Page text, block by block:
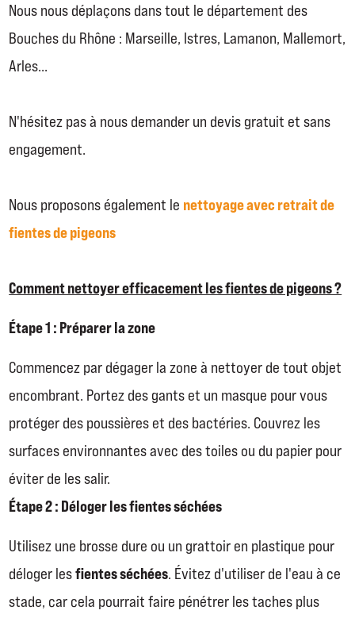
Nous nous déplaçons dans tout le département des
Bouches du Rhône : Marseille, Istres, Lamanon, Mallemort,
Arles...
N'hésitez pas à nous demander un devis gratuit et sans
engagement.
Nous proposons également le nettoyage avec retrait de
fientes de pigeons
Comment nettoyer efficacement les fientes de pigeons ?
Étape 1 : Préparer la zone
Commencez par dégager la zone à nettoyer de tout objet
encombrant. Portez des gants et un masque pour vous
protéger des poussières et des bactéries. Couvrez les
surfaces environnantes avec des toiles ou du papier pour
éviter de les salir.
Étape 2 : Déloger les fientes séchées
Utilisez une brosse dure ou un grattoir en plastique pour
déloger lesfientes séchées. Évitez d'utiliser de l'eau à ce
stade, car cela pourrait faire pénétrer les taches plus